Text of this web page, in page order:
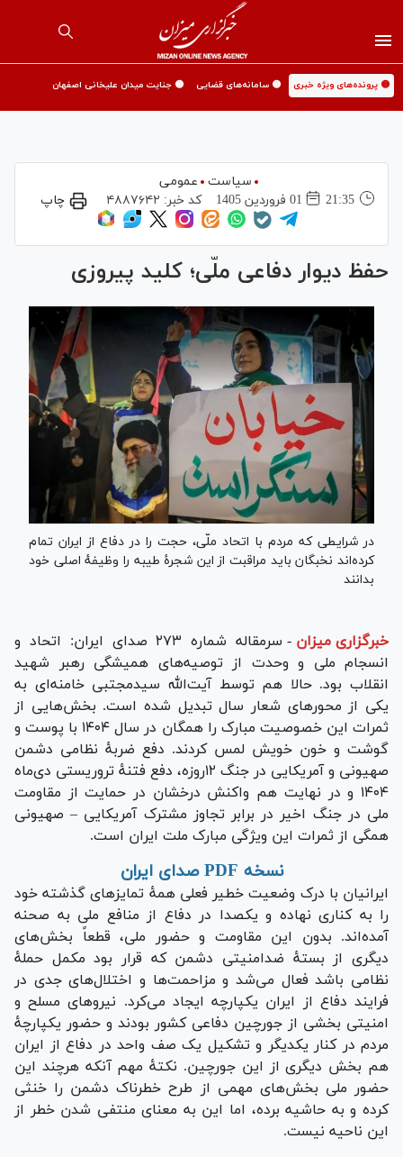
🟡 پرونده‌های ویژه خبری 🟡 سامانه‌های قضایی 🟡 جنایت میدان علیخانی اصفهان
سیاست
عمومی
21:35
01 فروردين 1405 کد خبر: ۴۸۸۷۶۴۲ چاپ
حفظ دیوار دفاعی ملّی؛ کلید پیروزی
در شرایطی که مردم با اتحاد ملّی، حجت را در دفاع از ایران تمام
کرده‌اند نخبگان باید مراقبت از این شجرهٔ طیبه را وظیفهٔ اصلی خود
بدانند
خبرگزاری میزان -
سرمقاله شماره ۲۷۳ صدای ایران: اتحاد و
انسجام ملی و وحدت از توصیه‌های همیشگی رهبر شهید
انقلاب بود. حالا هم توسط آیت‌الله سیدمجتبی خامنه‌ای به
یکی از محور‌های شعار سال تبدیل شده است. بخش‌هایی از
ثمرات این خصوصیت مبارک را همگان در سال ۱۴۰۴ با پوست و
گوشت و خون خویش لمس کردند. دفع ضربهٔ نظامی دشمن
صهیونی و آمریکایی در جنگ ۱۲روزه، دفع فتنهٔ تروریستی دی‌ماه
۱۴۰۴ و در نهایت هم واکنش درخشان در حمایت از مقاومت
ملی در جنگ اخیر در برابر تجاوز مشترک آمریکایی – صهیونی
همگی از ثمرات این ویژگی مبارک ملت ایران است.
نسخه PDF صدای ایران
ایرانیان با درک وضعیت خطیر فعلی همهٔ تمایز‌های گذشته خود
را به کناری نهاده و یکصدا در دفاع از منافع ملی به صحنه
آمده‌اند. بدون این مقاومت و حضور ملی، قطعاً بخش‌های
دیگری از بستهٔ ضدامنیتی دشمن که قرار بود مکمل حملهٔ
نظامی باشد فعال می‌شد و مزاحمت‌ها و اختلال‌های جدی در
فرایند دفاع از ایران یکپارچه ایجاد می‌کرد. نیرو‌های مسلح و
امنیتی بخشی از جورچین دفاعی کشور بودند و حضور یکپارچهٔ
مردم در کنار یکدیگر و تشکیل یک صف واحد در دفاع از ایران
هم بخش دیگری از این جورچین. نکتهٔ مهم آنکه هرچند این
حضور ملی بخش‌های مهمی از طرح خطرناک دشمن را خنثی
کرده و به حاشیه برده، اما این به معنای منتفی شدن خطر از
این ناحیه نیست.